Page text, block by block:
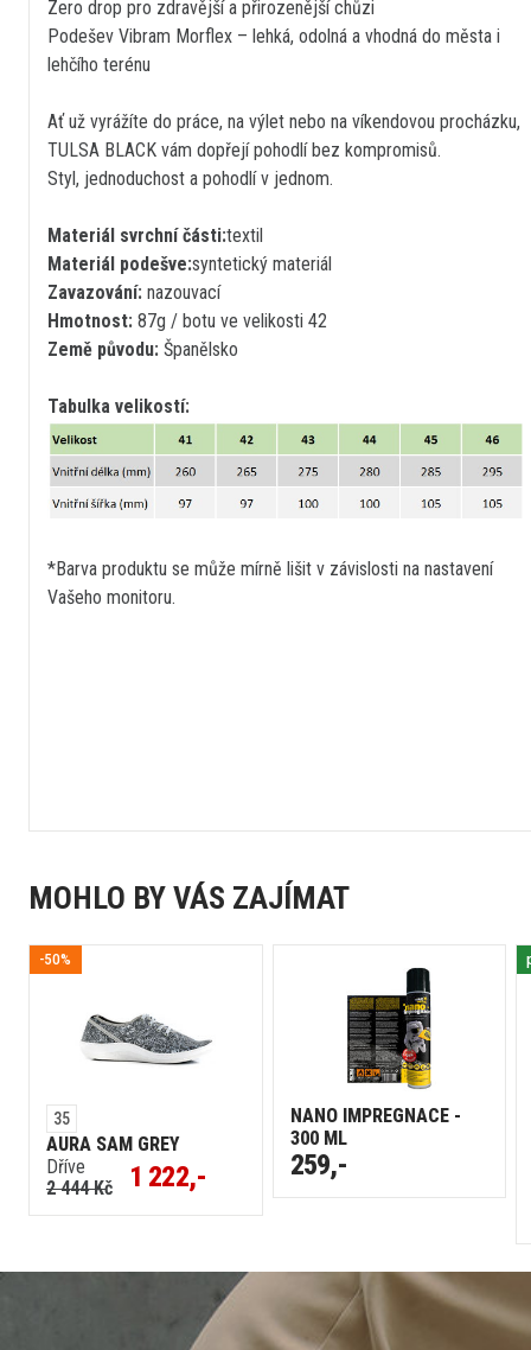
Zero drop pro zdravější a přirozenější chůzi
Podešev Vibram Morflex – lehká, odolná a vhodná do města i
lehčího terénu
Ať už vyrážíte do práce, na výlet nebo na víkendovou procházku,
TULSA BLACK vám dopřejí pohodlí bez kompromisů.
Styl, jednoduchost a pohodlí v jednom.
Materiál svrchní části:textil
Materiál podešve:syntetický materiál
Zavazování: nazouvací
Hmotnost: 87g / botu ve velikosti 42
Země původu: Španělsko
Tabulka velikostí:
*Barva produktu se může mírně lišit v závislosti na nastavení
Vašeho monitoru.
MOHLO BY VÁS ZAJÍMAT
-50%
35
AURA SAM GREY
Dříve
2 444 Kč
1 222,-
NANO IMPREGNACE -
300 ML
259,-